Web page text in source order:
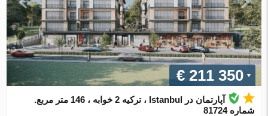
€ 211 350
آپارتمان در Istanbul ، ترکیه 2 خوابه ، 146 متر مربع.
شماره 81724